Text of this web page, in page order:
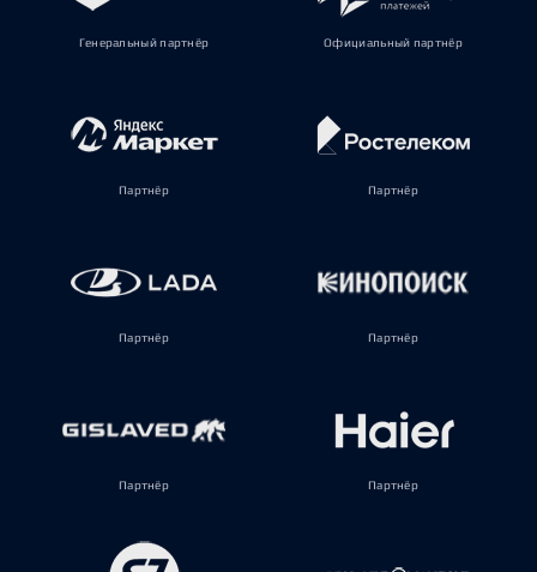
Генеральный партнёр Официальный партнёр
Партнёр Партнёр
Партнёр Партнёр
Партнёр Партнёр